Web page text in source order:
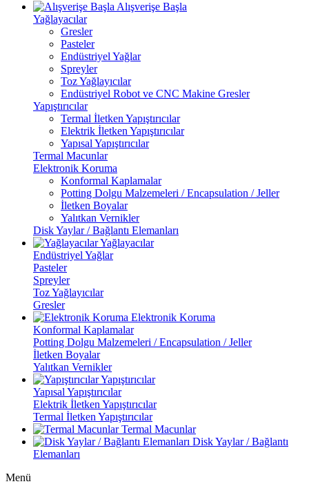
Alışverişe Başla
Yağlayacılar
Gresler
Pasteler
Endüstriyel Yağlar
Spreyler
Toz Yağlayıcılar
Endüstriyel Robot ve CNC Makine Gresler
Yapıştırıcılar
Termal İletken Yapıştırıcılar
Elektrik İletken Yapıştırıcılar
Yapısal Yapıştırıcılar
Termal Macunlar
Elektronik Koruma
Konformal Kaplamalar
Potting Dolgu Malzemeleri / Encapsulation / Jeller
İletken Boyalar
Yalıtkan Vernikler
Disk Yaylar / Bağlantı Elemanları
Yağlayacılar
Endüstriyel Yağlar
Pasteler
Spreyler
Toz Yağlayıcılar
Gresler
Elektronik Koruma
Konformal Kaplamalar
Potting Dolgu Malzemeleri / Encapsulation / Jeller
İletken Boyalar
Yalıtkan Vernikler
Yapıştırıcılar
Yapısal Yapıştırıcılar
Elektrik İletken Yapıştırıcılar
Termal İletken Yapıştırıcılar
Termal Macunlar
Disk Yaylar / Bağlantı
Elemanları
Menü